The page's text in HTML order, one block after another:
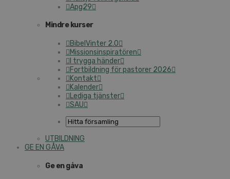
Apg29
Mindre kurser
BibelVinter 2.0
Missionsinspiratören
I trygga händer
Fortbildning för pastorer 2026
Kontakt
Kalender
Lediga tjänster
SAU
UTBILDNING
GE EN GÅVA
Ge en gåva